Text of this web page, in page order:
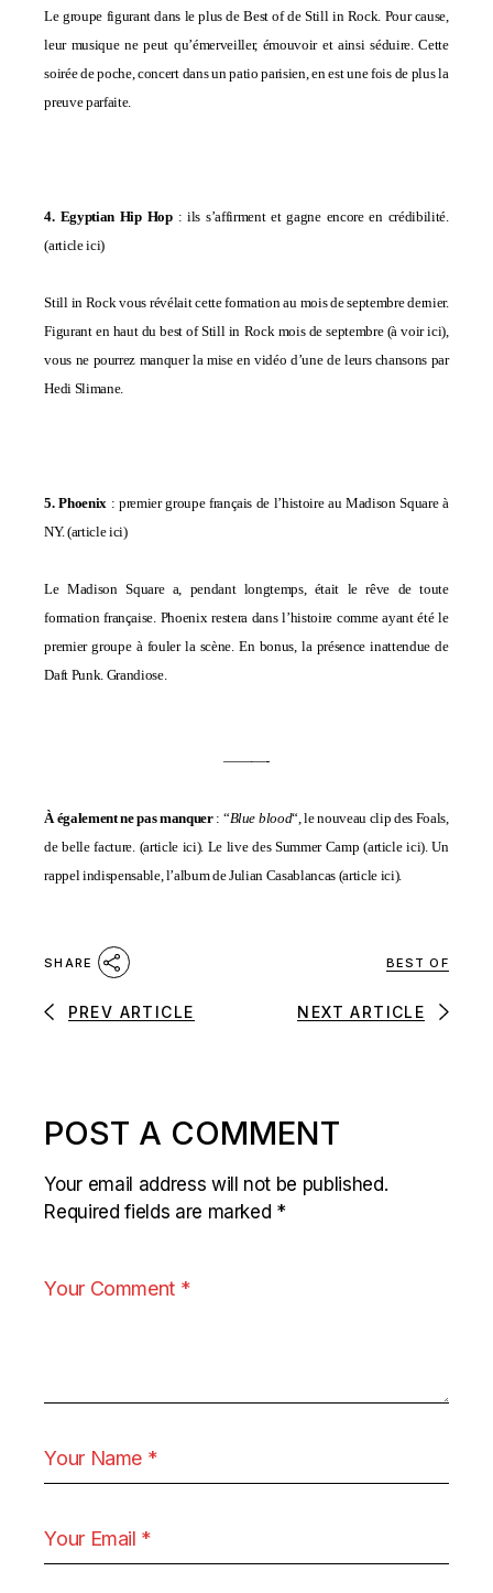
Le groupe figurant dans le plus deBest of de Still in Rock. Pour cause,
leur musique ne peut qu’émerveiller, émouvoir et ainsi séduire. Cette
soirée de poche, concert dans un patio parisien, en est une fois de plus la
preuve parfaite.
4. Egyptian Hip Hop : ils s’affirment et gagne encore en crédibilité.
(article ici)
Still in Rock vous révélait cette formation au mois de septembre dernier.
Figurant en haut du best of Still in Rock mois de septembre (à voir ici),
vous ne pourrez manquer la mise en vidéo d’une de leurs chansons par
Hedi Slimane.
5. Phoenix: premier groupe français de l’histoire au Madison Square à
NY. (article ici)
Le Madison Square a, pendant longtemps, était le rêve de toute
formation française. Phoenix restera dans l’histoire comme ayant été le
premier groupe à fouler la scène. En bonus, la présence inattendue de
Daft Punk. Grandiose.
———-
À également ne pas manquer : “Blue blood“, le nouveau clip des Foals,
de belle facture. (article ici). Le live des Summer Camp (article ici). Un
rappel indispensable, l’album de Julian Casablancas (article ici).
SHARE BEST OF
PREV ARTICLE NEXT ARTICLE
POST A COMMENT
Your email address will not be published.
Required fields are marked *